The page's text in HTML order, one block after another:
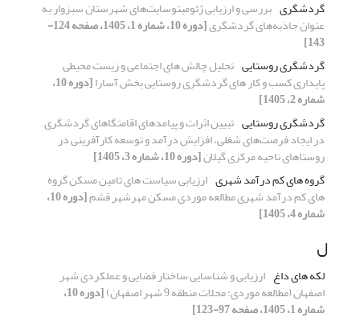
گردشگری بررسی و ارزیابی ژئومیتوسایت‌های شهرستان سبزوار به
عنوان جاذبه‌های گردشگری [دوره 10، شماره 1، 1405، صفحه 124-
143]
گردشگری روستایی تحلیل چالش های اجتماعی و زیست محیطی
پایداری کسب و کار های گردشگری روستایی بخش آسارا [دوره 10،
شماره 2، 1405]
گردشگری روستایی تبیین اثرات و پیامدهای اقامتگاهای گردشگری
در ایجاد فرصت‌های شغلی، افزایش درآمد و توسعه کارآفرینی در
روستاهای ناحیه مرکزی گیلان[دوره 10، شماره 3، 1405]
گروه های کم درآمد شهری ارزیابی سیاست های تامین مسکن گروه
های کم درآمد شهری مطالعه موردی مسکن مهرشهر قشم [دوره 10،
شماره 4، 1405]
ل
لکه های داغ ارزیابی و شناسایی ساختار فضایی و عملکردی شهر
اصفهان (مطالعه موردی: محلات منطقه 9 شهر اصفهان) [دوره 10،
شماره 1، 1405، صفحه 97-123]